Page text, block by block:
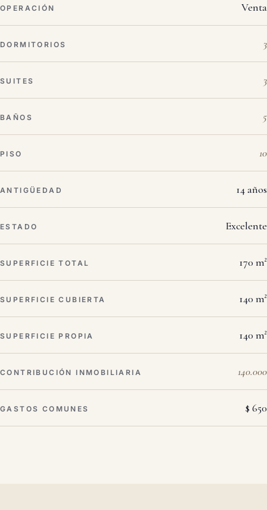
OPERACIÓN Venta
DORMITORIOS 3
SUITES 3
BAÑOS 5
PISO 10
ANTIGÜEDAD 14 años
ESTADO Excelente
SUPERFICIE TOTAL 170 m²
SUPERFICIE CUBIERTA 140 m²
SUPERFICIE PROPIA 140 m²
CONTRIBUCIÓN INMOBILIARIA 140.000
GASTOS COMUNES $ 650